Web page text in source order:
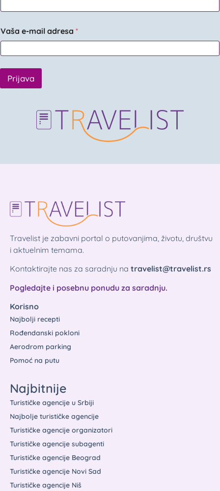
Vaša e-mail adresa *
Prijava
Travelist je zabavni portal o putovanjima, životu, društvu
i aktuelnim temama.
Kontaktirajte nas za saradnju na travelist@travelist.rs
Pogledajte i posebnu ponudu za saradnju.
Korisno
Najbolji recepti
Rođendanski pokloni
Aerodrom parking
Pomoć na putu
Najbitnije
Turističke agencije u Srbiji
Najbolje turističke agencije
Turističke agencije organizatori
Turističke agencije subagenti
Turističke agencije Beograd
Turističke agencije Novi Sad
Turističke agencije Niš